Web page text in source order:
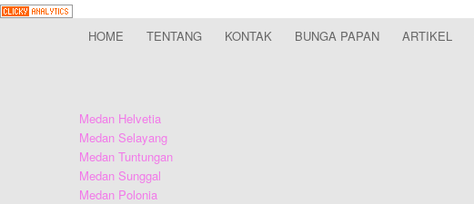
HOME TENTANG KONTAK BUNGA PAPAN ARTIKEL
Medan Helvetia
Medan Selayang
Medan Tuntungan
Medan Sunggal
Medan Polonia